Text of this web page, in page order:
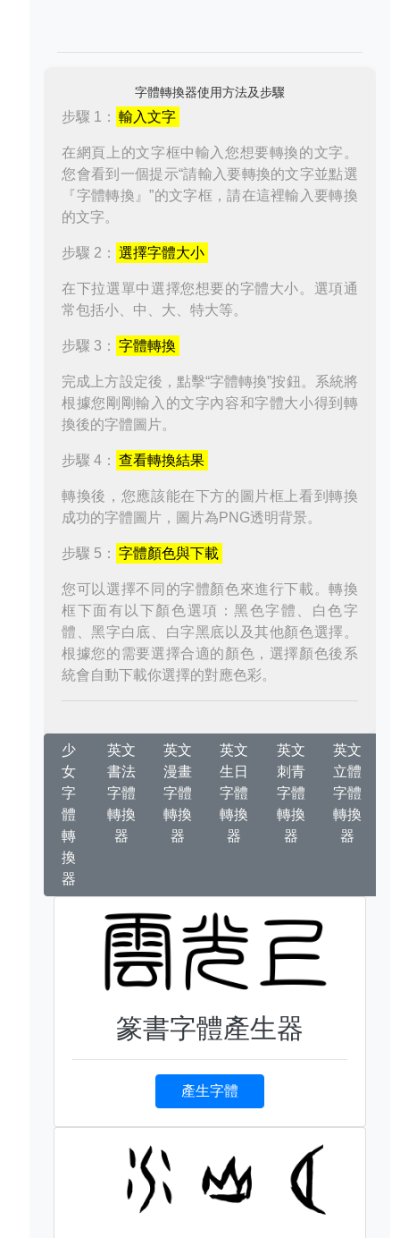
字體轉換器使用方法及步驟
步驟 1： 輸入文字
在網頁上的文字框中輸入您想要轉換的文字。
您會看到一個提示“請輸入要轉換的文字並點選
『字體轉換』”的文字框，請在這裡輸入要轉換
的文字。
步驟 2： 選擇字體大小
在下拉選單中選擇您想要的字體大小。選項通
常包括小、中、大、特大等。
步驟 3： 字體轉換
完成上方設定後，點擊“字體轉換”按鈕。系統將
根據您剛剛輸入的文字內容和字體大小得到轉
換後的字體圖片。
步驟 4： 查看轉換結果
轉換後，您應該能在下方的圖片框上看到轉換
成功的字體圖片，圖片為PNG透明背景。
步驟 5： 字體顏色與下載
您可以選擇不同的字體顏色來進行下載。轉換
框下面有以下顏色選項：黑色字體、白色字
體、黑字白底、白字黑底以及其他顏色選擇。
根據您的需要選擇合適的顏色，選擇顏色後系
統會自動下載你選擇的對應色彩。
少
女
字
體
轉
換
器
英文
書法
字體
轉換
器
英文
漫畫
字體
轉換
器
英文
生日
字體
轉換
器
英文
刺青
字體
轉換
器
英文
立體
字體
轉換
器
篆書字體產生器
產生字體